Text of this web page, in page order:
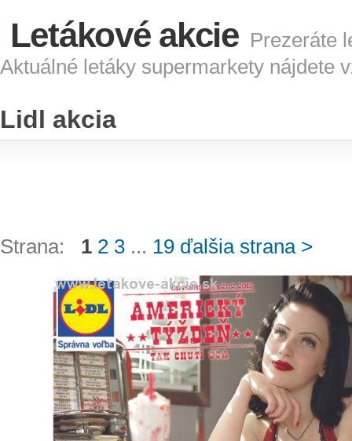
Letákové akcie Prezeráte
Aktuálné letáky supermarkety nájdete
Lidl akcia
Strana: 1 2 3 ... 19 ďalšia strana >